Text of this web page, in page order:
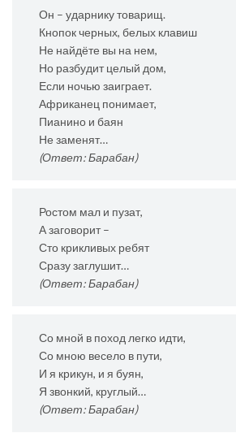
Он – ударнику товарищ.
Кнопок черных, белых клавиш
Не найдёте вы на нем,
Но разбудит целый дом,
Если ночью заиграет.
Африканец понимает,
Пианино и баян
Не заменят…
(Ответ: Барабан)
Ростом мал и пузат,
А заговорит –
Сто крикливых ребят
Сразу заглушит…
(Ответ: Барабан)
Со мной в поход легко идти,
Со мною весело в пути,
И я крикун, и я буян,
Я звонкий, круглый…
(Ответ: Барабан)